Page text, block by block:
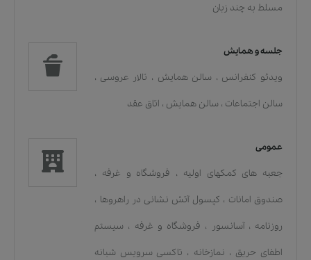
مسلط به چند زبان
جلسه و همایش
ویدئو کنفرانس ، سالن همایش ، تالار عروسی ،
سالن اجتماعات ، سالن همایش ، اتاق عقد
عمومی
جعبه های کمکهای اولیه ، فروشگاه و غرفه ،
صندوق امانات ، کپسول آتش نشانی در راهروها ،
روزنامه ، آسانسور ، فروشگاه و غرفه ، سیستم
اطفای حریق ، نمازخانه ، تاکسی سرویس شبانه